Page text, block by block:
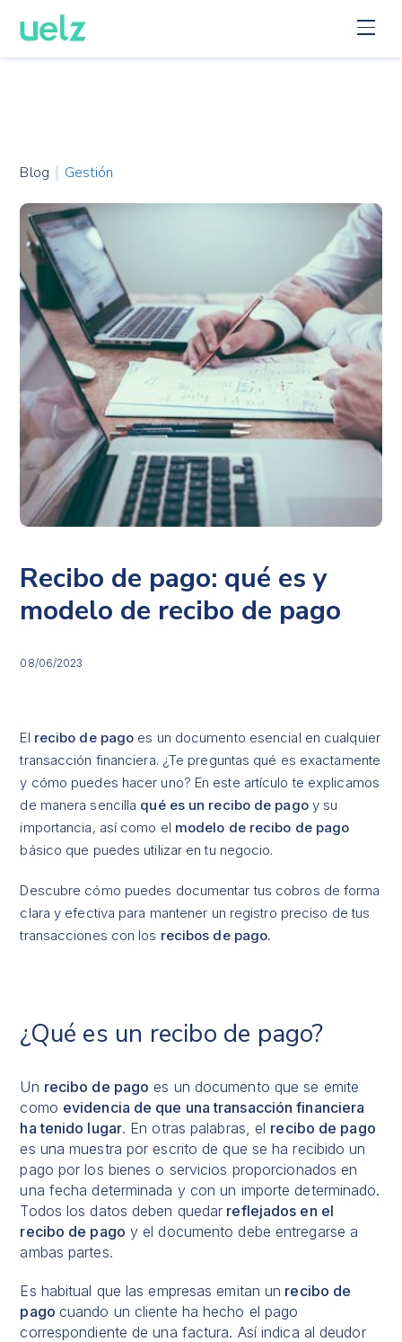
Blog Gestión
Recibo de pago: qué es y
modelo de recibo de pago
08/06/2023
El recibo de pago es un documento esencial en cualquier
transacción financiera. ¿Te preguntas qué es exactamente
y cómo puedes hacer uno? En este artículo te explicamos
de manera sencilla qué es un recibo de pagoy su
importancia, así como el modelo de recibo de pago
básico que puedes utilizar en tu negocio.
Descubre cómo puedes documentar tus cobros de forma
clara y efectiva para mantener un registro preciso de tus
transacciones con los recibos de pago.
¿Qué es un recibo de pago?
Un recibo de pago es un documento que se emite
como evidencia de que una transacción financiera
ha tenido lugar. En otras palabras, el recibo de pago
es una muestra por escrito de que se ha recibido un
pago por los bienes o servicios proporcionados en
una fecha determinada y con un importe determinado.
Todos los datos deben quedar reflejados en el
recibo de pago y el documento debe entregarse a
ambas partes.
Es habitual que las empresas emitan un recibo de
pago cuando un cliente ha hecho el pago
correspondiente de una factura. Así indica al deudor